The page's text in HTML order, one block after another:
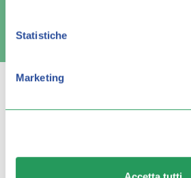
Statistiche
Marketing